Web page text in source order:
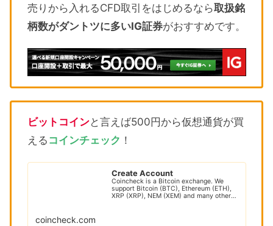
売りから入れるCFD取引をはじめるなら取扱銘
柄数がダントツに多いIG証券がおすすめです。
ビットコインと言えば500円から仮想通貨が買
える コインチェック ！
Create Account
Coincheck is a Bitcoin exchange. We
support Bitcoin (BTC), Ethereum (ETH),
XRP (XRP), NEM (XEM) and many other
coincheck.com